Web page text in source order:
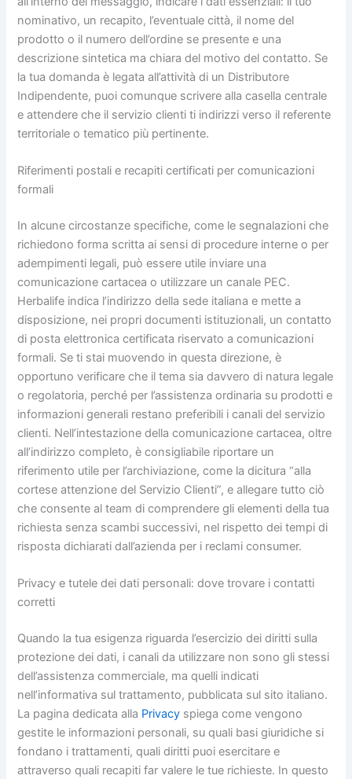
nominativo, un recapito, l’eventuale città, il nome del
prodotto o il numero dell’ordine se presente e una
descrizione sintetica ma chiara del motivo del contatto. Se
la tua domanda è legata all’attività di un Distributore
Indipendente, puoi comunque scrivere alla casella centrale
e attendere che il servizio clienti ti indirizzi verso il referente
territoriale o tematico più pertinente.
Riferimenti postali e recapiti certificati per comunicazioni
formali
In alcune circostanze specifiche, come le segnalazioni che
richiedono forma scritta ai sensi di procedure interne o per
adempimenti legali, può essere utile inviare una
comunicazione cartacea o utilizzare un canale PEC.
Herbalife indica l’indirizzo della sede italiana e mette a
disposizione, nei propri documenti istituzionali, un contatto
di posta elettronica certificata riservato a comunicazioni
formali. Se ti stai muovendo in questa direzione, è
opportuno verificare che il tema sia davvero di natura legale
o regolatoria, perché per l’assistenza ordinaria su prodotti e
informazioni generali restano preferibili i canali del servizio
clienti. Nell’intestazione della comunicazione cartacea, oltre
all’indirizzo completo, è consigliabile riportare un
riferimento utile per l’archiviazione, come la dicitura “alla
cortese attenzione del Servizio Clienti”, e allegare tutto ciò
che consente al team di comprendere gli elementi della tua
richiesta senza scambi successivi, nel rispetto dei tempi di
risposta dichiarati dall’azienda per i reclami consumer.
Privacy e tutele dei dati personali: dove trovare i contatti
corretti
Quando la tua esigenza riguarda l’esercizio dei diritti sulla
protezione dei dati, i canali da utilizzare non sono gli stessi
dell’assistenza commerciale, ma quelli indicati
nell’informativa sul trattamento, pubblicata sul sito italiano.
La pagina dedicata alla Privacy spiega come vengono
gestite le informazioni personali, su quali basi giuridiche si
fondano i trattamenti, quali diritti puoi esercitare e
attraverso quali recapiti far valere le tue richieste. In questo